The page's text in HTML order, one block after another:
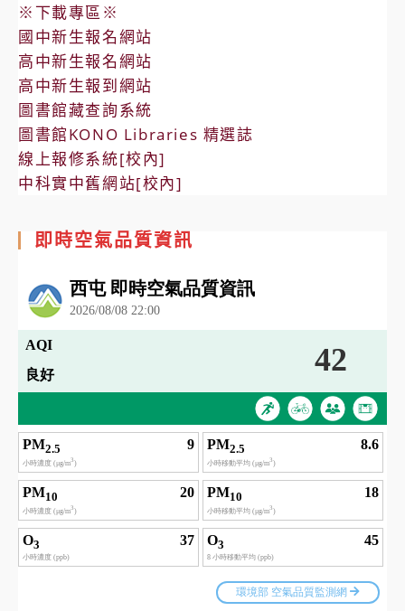
※下載專區※
國中新生報名網站
高中新生報名網站
高中新生報到網站
圖書館藏查詢系統
圖書館KONO Libraries 精選誌
線上報修系統[校內]
中科實中舊網站[校內]
即時空氣品質資訊